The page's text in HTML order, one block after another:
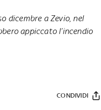
dicembre a Zevio, nel
appiccato l’incendio
CONDIVIDI